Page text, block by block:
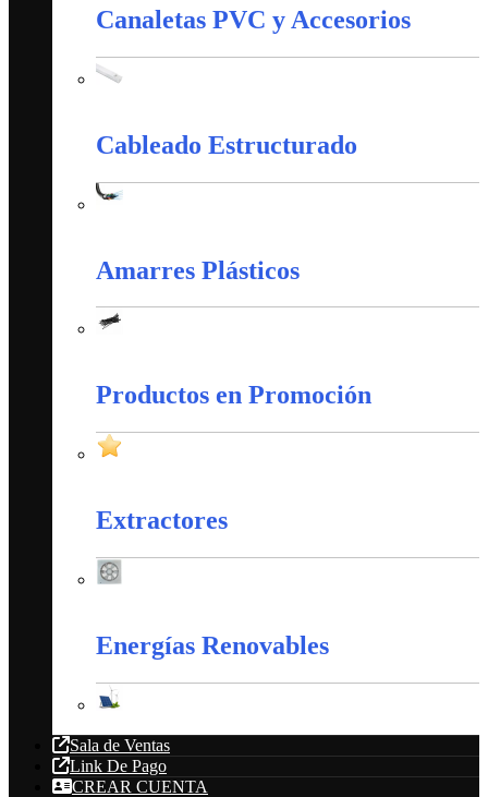
Canaletas PVC y Accesorios
Cableado Estructurado
Amarres Plásticos
Productos en Promoción
Extractores
Energías Renovables
Sala de Ventas
Link De Pago
CREAR CUENTA